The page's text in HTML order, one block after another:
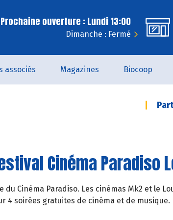
Prochaine ouverture : Lundi 13:00
Dimanche : Fermé
associés Magazines Biocoop
Cinéma Paradiso
du Cinéma Paradiso. Les cinémas Mk2 et le
4 soirées gratuites de cinéma et de musique.